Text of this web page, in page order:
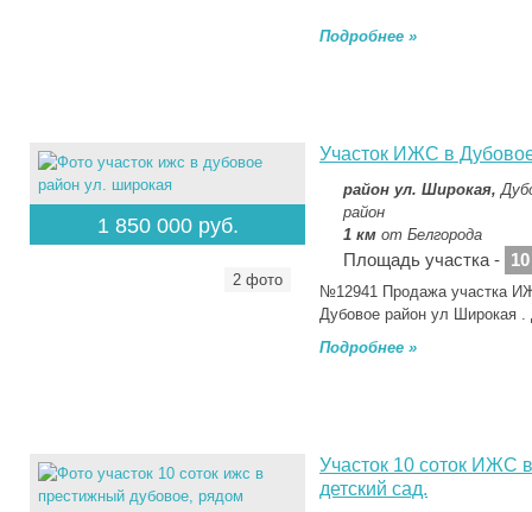
Подробнее »
1 850 000 руб.
2 фото
Участок ИЖС в
район ул. Широкая,
район
1 км от Белгорода
Площадь участка - 10
№12941 Продажа участка
Дубовое район ул Широкая
Подробнее »
Участок 10 соток ИЖС
детский сад.